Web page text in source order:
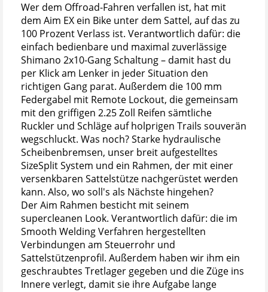
Wer dem Offroad-Fahren verfallen ist, hat mit
dem Aim EX ein Bike unter dem Sattel, auf das zu
100 Prozent Verlass ist. Verantwortlich dafür: die
einfach bedienbare und maximal zuverlässige
Shimano 2x10-Gang Schaltung – damit hast du
per Klick am Lenker in jeder Situation den
richtigen Gang parat. Außerdem die 100 mm
Federgabel mit Remote Lockout, die gemeinsam
mit den griffigen 2.25 Zoll Reifen sämtliche
Ruckler und Schläge auf holprigen Trails souverän
wegschluckt. Was noch? Starke hydraulische
Scheibenbremsen, unser breit aufgestelltes
SizeSplit System und ein Rahmen, der mit einer
versenkbaren Sattelstütze nachgerüstet werden
kann. Also, wo soll's als Nächste hingehen?
Der Aim Rahmen besticht mit seinem
supercleanen Look. Verantwortlich dafür: die im
Smooth Welding Verfahren hergestellten
Verbindungen am Steuerrohr und
Sattelstützenprofil. Außerdem haben wir ihm ein
geschraubtes Tretlager gegeben und die Züge ins
Innere verlegt, damit sie ihre Aufgabe lange